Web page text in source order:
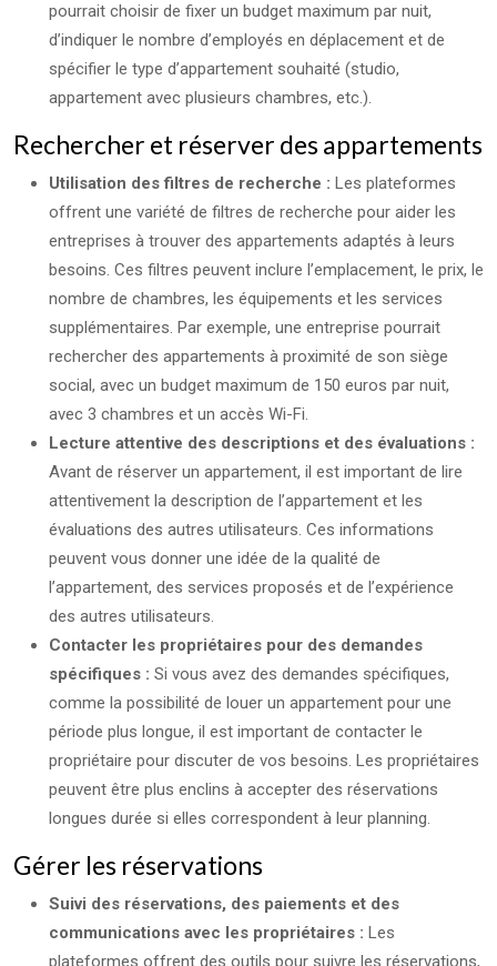
pourrait choisir de fixer un budget maximum par nuit,
d’indiquer le nombre d’employés en déplacement et de
spécifier le type d’appartement souhaité (studio,
appartement avec plusieurs chambres, etc.).
Rechercher et réserver des appartements
Utilisation des filtres de recherche : Les plateformes
offrent une variété de filtres de recherche pour aider les
entreprises à trouver des appartements adaptés à leurs
besoins. Ces filtres peuvent inclure l’emplacement, le prix, le
nombre de chambres, les équipements et les services
supplémentaires. Par exemple, une entreprise pourrait
rechercher des appartements à proximité de son siège
social, avec un budget maximum de 150 euros par nuit,
avec 3 chambres et un accès Wi-Fi.
Lecture attentive des descriptions et des évaluations :
Avant de réserver un appartement, il est important de lire
attentivement la description de l’appartement et les
évaluations des autres utilisateurs. Ces informations
peuvent vous donner une idée de la qualité de
l’appartement, des services proposés et de l’expérience
des autres utilisateurs.
Contacter les propriétaires pour des demandes
spécifiques : Si vous avez des demandes spécifiques,
comme la possibilité de louer un appartement pour une
période plus longue, il est important de contacter le
propriétaire pour discuter de vos besoins. Les propriétaires
peuvent être plus enclins à accepter des réservations
longues durée si elles correspondent à leur planning.
Gérer les réservations
Suivi des réservations, des paiements et des
communications avec les propriétaires : Les
plateformes offrent des outils pour suivre les réservations,